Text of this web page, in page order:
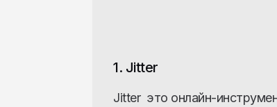
1. Jitter
Jitter это онлайн-